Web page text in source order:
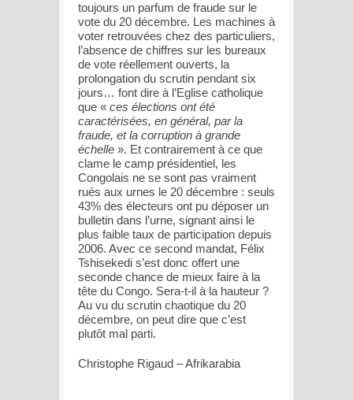
toujours un parfum de fraude sur le
vote du 20 décembre. Les machines à
voter retrouvées chez des particuliers,
l’absence de chiffres sur les bureaux
de vote réellement ouverts, la
prolongation du scrutin pendant six
jours… font dire à l’Eglise catholique
que « ces élections ont été
caractérisées, en général, par la
fraude, et la corruption à grande
échelle ». Et contrairement à ce que
clame le camp présidentiel, les
Congolais ne se sont pas vraiment
rués aux urnes le 20 décembre : seuls
43% des électeurs ont pu déposer un
bulletin dans l’urne, signant ainsi le
plus faible taux de participation depuis
2006. Avec ce second mandat, Félix
Tshisekedi s’est donc offert une
seconde chance de mieux faire à la
tête du Congo. Sera-t-il à la hauteur ?
Au vu du scrutin chaotique du 20
décembre, on peut dire que c’est
plutôt mal parti.
Christophe Rigaud – Afrikarabia